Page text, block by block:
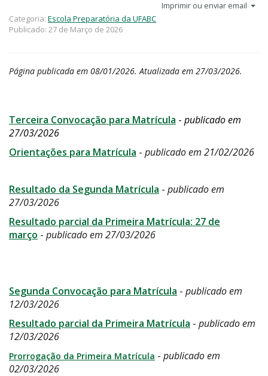
Imprimir ou enviar email
Categoria: Escola Preparatória da UFABC
Publicado: 27 de Março de 2026
Página publicada em 08/01/2026. Atualizada em 27/03/2026.
Terceira Convocação para Matrícula - publicado em
27/03/2026
Orientações para Matrícula - publicado em 21/02/2026
Resultado da Segunda Matrícula - publicado em
27/03/2026
Resultado parcial da Primeira Matrícula: 27 de
março - publicado em 27/03/2026
Segunda Convocação para Matrícula - publicado em
12/03/2026
Resultado parcial da Primeira Matrícula - publicado em
12/03/2026
Prorrogação da Primeira Matrícula - publicado em
02/03/2026